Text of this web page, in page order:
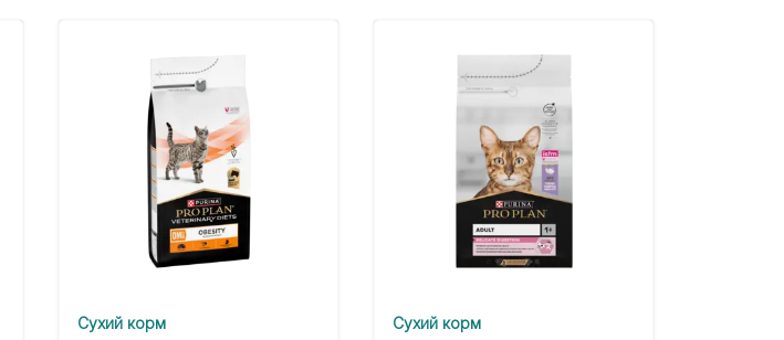
Cухий корм Cухий корм